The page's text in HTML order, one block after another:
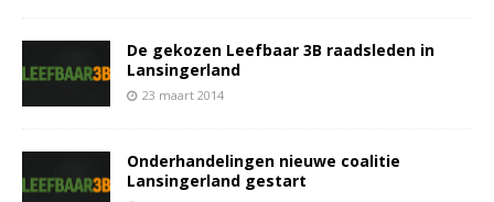
De gekozen Leefbaar 3B raadsleden in
Lansingerland
23 maart 2014
Onderhandelingen nieuwe coalitie
Lansingerland gestart